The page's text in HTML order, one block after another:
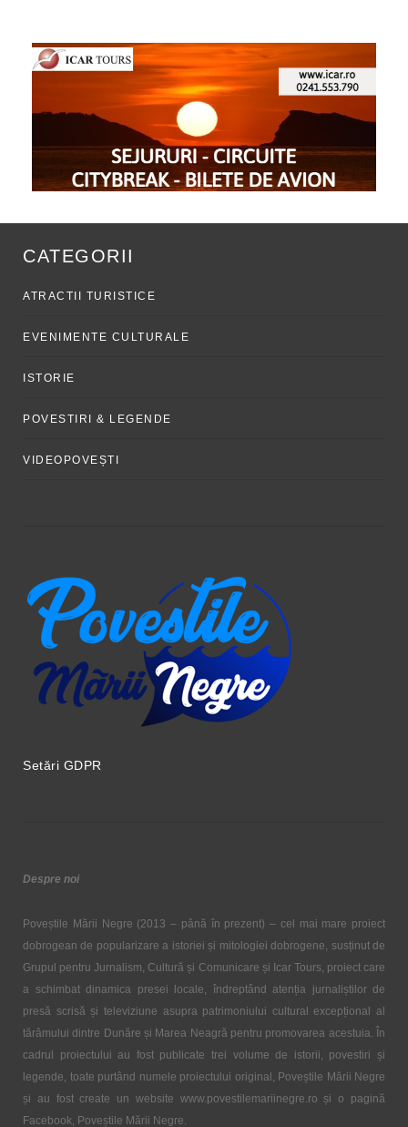
CATEGORII
ATRACTII TURISTICE
EVENIMENTE CULTURALE
ISTORIE
POVESTIRI & LEGENDE
VIDEOPOVEȘTI
Setări GDPR
Despre noi
Poveștile Mării Negre (2013 – până în prezent) – cel mai mare proiect
dobrogean de popularizare a istoriei și mitologiei dobrogene, susținut de
Grupul pentru Jurnalism, Cultură și Comunicare și Icar Tours, proiect care
a schimbat dinamica presei locale, îndreptând atenția jurnaliștilor de
presă scrisă și televiziune asupra patrimoniului cultural excepțional al
tărâmului dintre Dunăre și Marea Neagră pentru promovarea acestuia. În
cadrul proiectului au fost publicate trei volume de istorii, povestiri și
legende, toate purtând numele proiectului original, Poveștile Mării Negre
și au fost create un website www.povestilemariinegre.ro și o pagină
Facebook, Poveștile Mării Negre.